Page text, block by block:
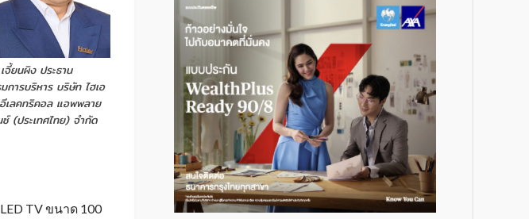
จี้ยนผิง ประธาน
การบริหาร บริษัท ไฮเอ
เลคทริคอล แอพพลาย
(ประเทศไทย) จำกัด
TV ขนาด 100